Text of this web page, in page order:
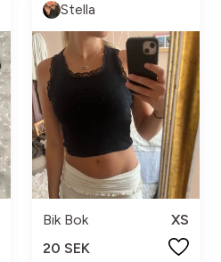
Stella
Bik Bok
XS
20 SEK